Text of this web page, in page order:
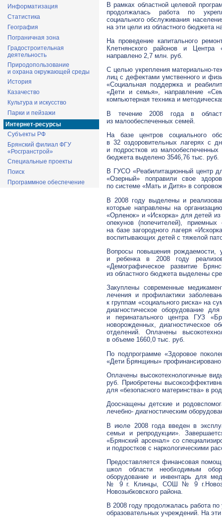
Информатизация
Статистика
География
Пограничная зона
Градостроительная
деятельность
Природопользование
и охрана окружающей среды
История
Казачество
Культура и искусство
Парки и пейзажи
Интернет-ресурсы
Субъекты РФ
Брянский филиал ФГУ
«Росгранстрой»
Специальные проекты
Поиск
Программное обеспечение
В рамках областной целевой
продолжалась работа по
социального обслуживания
на эти цели из областного бюджета
На проведение капитального
Клетнянского районов и Центра
направлено 2,7 млн. руб.
С целью укрепления материально-
лиц с дефектами умственного и
«Социальная поддержка и
«Дети и семья», направление
компьютерная техника и
В течение 2008 года в
из малообеспеченных семей.
На базе центров социального
в 32 оздоровительных лагерях с
и подростков из
бюджета выделено 3546,76 тыс. руб.
В ГУСО «Реабилитационный центр
«Озерный» поправили свое
по системе «Мать и Дитя» в
В 2008 году выделены и
которые направлены на
«Орленок» и «Искорка» для детей
опекунов (попечителей),
на базе загородного лагеря
воспитывающих детей с тяжелой
Вопросы повышения рождаемости,
и ребенка в 2008 году
«Демографическое развитие
из областного бюджета выделены
Закуплены современные
лечения и профилактики
к группам «социального риска» на
диагностическое оборудование
и перинатального центра ГУЗ
новорожденных, диагностическое
отделений. Оплачены
в объеме 1660,0 тыс. руб.
По подпрограмме «Здоровое
«Дети Брянщины»
Оплачены высокотехнологичные
руб. Приобретены
для «безопасного материнства» в
Дооснащены детские и
лечебно- диагностическим
В июле 2008 года введен в
семьи и репродукции».
«Брянский арсенал» со
и подростков с наркологическими
Предоставляется финансовая
школ области необходимым
оборудование и инвентарь для
№ 9 г. Клинцы, СОШ № 9
Новозыбковского района.
В 2008 году продолжалась работа
образовательных учреждений. На